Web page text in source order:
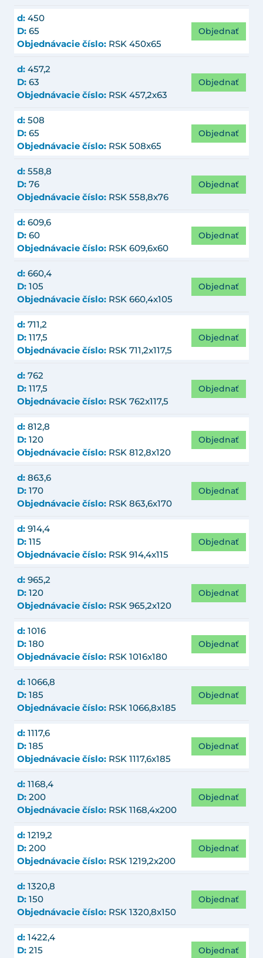
d: 450
D: 65
Objednávacie číslo: RSK 450x65
Objednať
d: 457,2
D: 63
Objednávacie číslo: RSK 457,2x63
Objednať
d: 508
D: 65
Objednávacie číslo: RSK 508x65
Objednať
d: 558,8
D: 76
Objednávacie číslo: RSK 558,8x76
Objednať
d: 609,6
D: 60
Objednávacie číslo: RSK 609,6x60
Objednať
d: 660,4
D: 105
Objednávacie číslo: RSK 660,4x105
Objednať
d: 711,2
D: 117,5
Objednávacie číslo: RSK 711,2x117,5
Objednať
d: 762
D: 117,5
Objednávacie číslo: RSK 762x117,5
Objednať
d: 812,8
D: 120
Objednávacie číslo: RSK 812,8x120
Objednať
d: 863,6
D: 170
Objednávacie číslo: RSK 863,6x170
Objednať
d: 914,4
D: 115
Objednávacie číslo: RSK 914,4x115
Objednať
d: 965,2
D: 120
Objednávacie číslo: RSK 965,2x120
Objednať
d: 1016
D: 180
Objednávacie číslo: RSK 1016x180
Objednať
d: 1066,8
D: 185
Objednávacie číslo: RSK 1066,8x185
Objednať
d: 1117,6
D: 185
Objednávacie číslo: RSK 1117,6x185
Objednať
d: 1168,4
D: 200
Objednávacie číslo: RSK 1168,4x200
Objednať
d: 1219,2
D: 200
Objednávacie číslo: RSK 1219,2x200
Objednať
d: 1320,8
D: 150
Objednávacie číslo: RSK 1320,8x150
Objednať
d: 1422,4
D: 215
Objednať